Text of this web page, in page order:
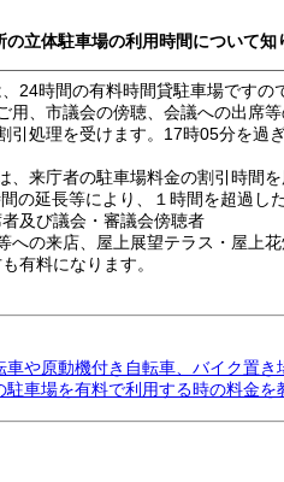
立体駐車場の利用時間について知
24時間の有料時間貸駐車場ですの
用、市議会の傍聴、会議への出席
引処理を受けます。17時05分を過
、来庁者の駐車場料金の割引時間
の延長等により、１時間を超過し
及び議会・審議会傍聴者
への来店、屋上展望テラス・屋上
有料になります。
や原動機付き自転車、バイク置き
車場を有料で利用する時の料金を